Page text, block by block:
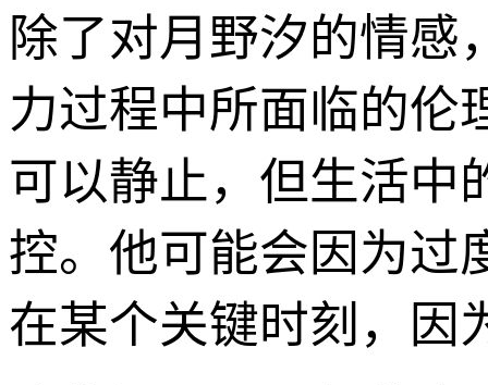
除了对月野汐的情感
力过程中所面临的伦
可以静止，但生活中
控。他可能会因为过
在某个关键时刻，因